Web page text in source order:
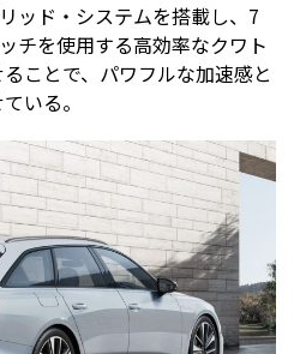
ッド・システムを搭載し、7
チを使用する高効率なクワト
ことで、パワフルな加速感と
いる。